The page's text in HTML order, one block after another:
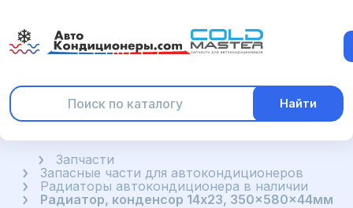
Найти
ГлавнаяЗапчасти
Запасные части для автокондиционеров
Радиаторы автокондиционера в наличии
Радиатор, конденсор 14x23, 350x580x44мм